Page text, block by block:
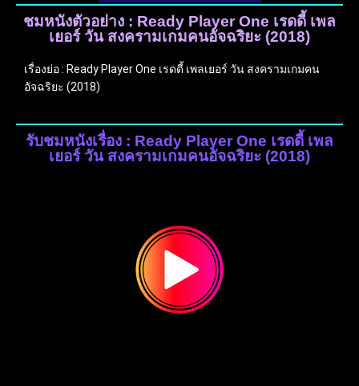
ชมหนังตัวอย่าง : Ready Player One เรดดี้ เพล
เยอร์ วัน สงครามเกมคนอัจฉริยะ (2018)
เรื่องย่อ : Ready Player One เรดดี้ เพลเยอร์ วัน สงครามเกมคน
อัจฉริยะ (2018)
รับชมหนังเรื่อง : Ready Player One เรดดี้ เพล
เยอร์ วัน สงครามเกมคนอัจฉริยะ (2018)